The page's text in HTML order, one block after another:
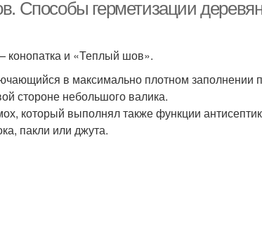
Способы герметизации
конопатка и «Теплый шов».
в максимально плотном заполнении
стороне небольшого валика.
который выполнял также функции
пакли или джута.